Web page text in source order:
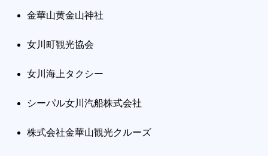
金華山黄金山神社
女川町観光協会
女川海上タクシー
シーパル女川汽船株式会社
株式会社金華山観光クルーズ